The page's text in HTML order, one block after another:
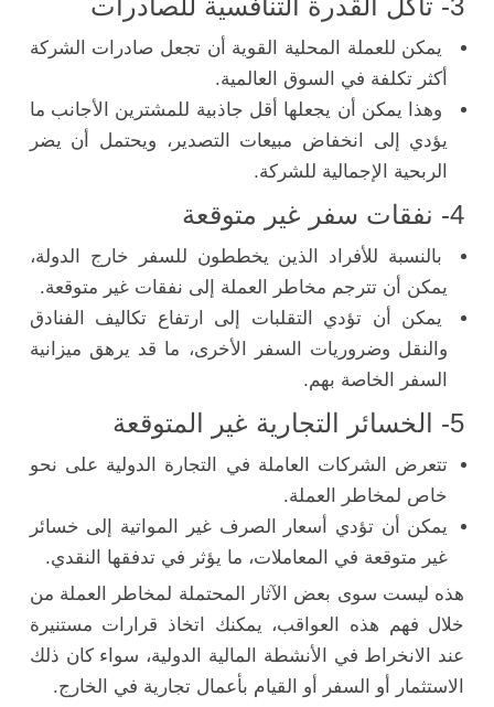
يمكن للعملة المحلية القوية أن تجعل صادرات الشركة
أكثر تكلفة في السوق العالمية.
وهذا يمكن أن يجعلها أقل جاذبية للمشترين الأجانب ما
يؤدي إلى انخفاض مبيعات التصدير، ويحتمل أن يضر
الربحية الإجمالية للشركة.
4- نفقات سفر غير متوقعة
بالنسبة للأفراد الذين يخططون للسفر خارج الدولة،
يمكن أن تترجم مخاطر العملة إلى نفقات غير متوقعة.
يمكن أن تؤدي التقلبات إلى ارتفاع تكاليف الفنادق
والنقل وضروريات السفر الأخرى، ما قد يرهق ميزانية
السفر الخاصة بهم.
5- الخسائر التجارية غير المتوقعة
تتعرض الشركات العاملة في التجارة الدولية على نحو
خاص لمخاطر العملة.
يمكن أن تؤدي أسعار الصرف غير المواتية إلى خسائر
غير متوقعة في المعاملات، ما يؤثر في تدفقها النقدي.
هذه ليست سوى بعض الآثار المحتملة لمخاطر العملة من
خلال فهم هذه العواقب، يمكنك اتخاذ قرارات مستنيرة
عند الانخراط في الأنشطة المالية الدولية، سواء كان ذلك
الاستثمار أو السفر أو القيام بأعمال تجارية في الخارج.